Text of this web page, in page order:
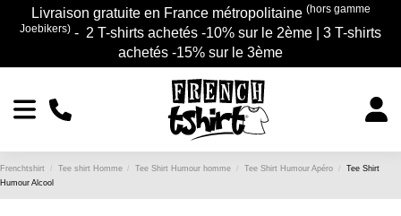
Livraison gratuite en France métropolitaine (hors gamme
Joebikers) - 2 T-shirts achetés -10% sur le 2ème | 3 T-shirts
achetés -15% sur le 3ème
Frenchtshirt Tee shirt Homme Tee Shirt Humour homme Tee Shirt Humour Apéro
Tee Shirt
Humour Alcool